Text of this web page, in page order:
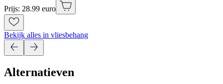
Prijs: 28.99 euro
Bekijk alles in vliesbehang
Alternatieven